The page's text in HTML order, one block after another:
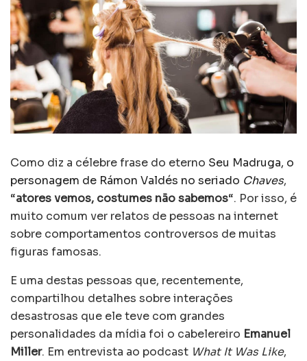
Como diz a célebre frase do eterno Seu Madruga, o
personagem de Rámon Valdés no seriado Chaves,
“atores vemos, costumes não sabemos“. Por isso, é
muito comum ver relatos de pessoas na internet
sobre comportamentos controversos de muitas
figuras famosas.
E uma destas pessoas que, recentemente,
compartilhou detalhes sobre interações
desastrosas que ele teve com grandes
personalidades da mídia foi o cabelereiro Emanuel
Miller. Em entrevista ao podcast What It Was Like,